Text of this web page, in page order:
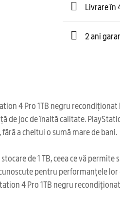
Livrare în
2 ani
4 Pro 1TB negru
joc de înaltă calitate.
a cheltui o sumă mare de bani.
de 1 TB, ceea ce vă
pentru performanțele
4 Pro 1TB negru